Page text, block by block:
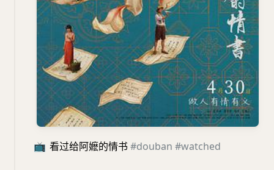
📺 看过给阿嬷的情书 #douban #watched